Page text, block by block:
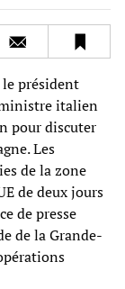
président
italien
pour discuter
Les
de la zone
de deux jours
de presse
de la Grande-